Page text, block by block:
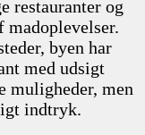
restauranter og
madoplevelser.
byen har
med udsigt
muligheder, men
indtryk.